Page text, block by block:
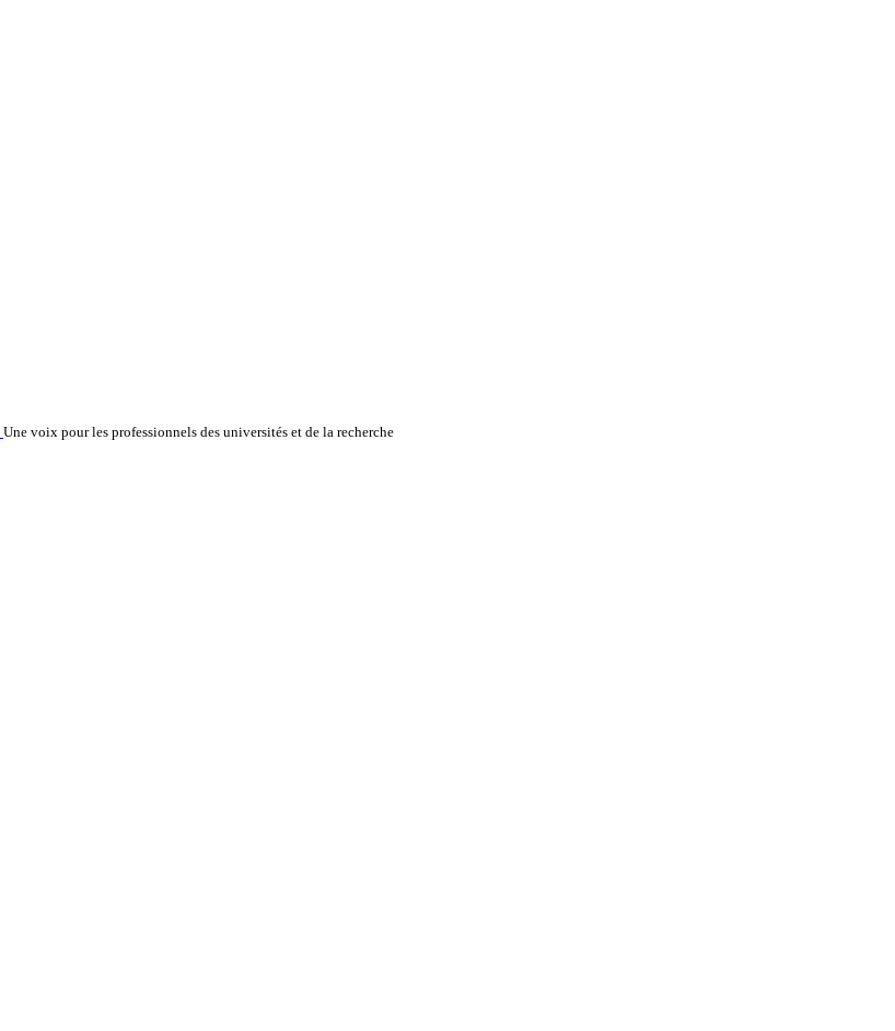
Une voix pour les professionnels des universités et de la recherche